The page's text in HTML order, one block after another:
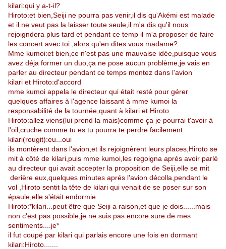
kilari:qui y a-t-il?
Hiroto:et bien,Seiji ne pourra pas venir,il dis qu'Akémi est malade
et il ne veut pas la laisser toute seule,il m'a dis qu'il nous
rejoigndera plus tard et pendant ce temp il m'a proposer de faire
les concert avec toi ,alors qu'en dites vous madame?
Mme kumoi:et bien,ce n'est pas une mauvaise idée,puisque vous
avez déja former un duo,ça ne pose aucun problème,je vais en
parler au directeur pendant ce temps montez dans l'avion
kilari et Hiroto:d'accord
mme kumoi appela le directeur qui était resté pour gérer
quelques affaires à l'agence laissant à mme kumoi la
responsabilité de la tournée,quant à kilari et Hiroto
Hiroto:allez viens(lui prend la mais)comme ça je pourrai t'avoir à
l'oil,cruche comme tu es tu pourra te perdre facilement
kilari(rougit):eu...oui
ils montèrent dans l'avion,et ils rejoignèrent leurs places,Hiroto se
mit à côté de kilari,puis mme kumoi,les regoigna aprés avoir parlé
au directeur qui avait accepter la proposition de Seiji,elle se mit
derière eux,quelques minutes aprés l'avion décolla,pendant le
vol ,Hiroto sentit la tête de kilari qui venait de se poser sur son
épaule,elle s'était endormie
Hiroto:*kilari...peut être que Seiji a raison,et que je dois......mais
non c'est pas possible,je ne suis pas encore sure de mes
sentiments....je*
il fut coupé par kilari qui parlais encore une fois en dormant
kilari:Hiroto.......